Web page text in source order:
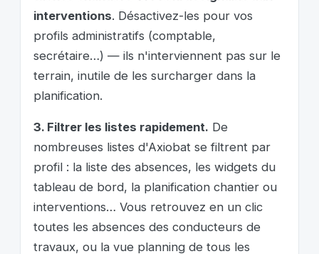
interventions. Désactivez-les pour vos
profils administratifs (comptable,
secrétaire…) — ils n'interviennent pas sur le
terrain, inutile de les surcharger dans la
planification.
3. Filtrer les listes rapidement. De
nombreuses listes d'Axiobat se filtrent par
profil : la liste des absences, les widgets du
tableau de bord, la planification chantier ou
interventions… Vous retrouvez en un clic
toutes les absences des conducteurs de
travaux, ou la vue planning de tous les